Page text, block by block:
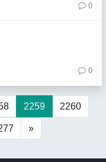
0
0
2259 2260
»